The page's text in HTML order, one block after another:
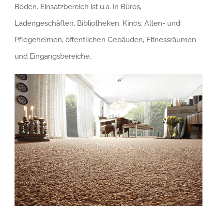
Böden. Einsatzbereich ist u.a. in Büros,
Ladengeschäften, Bibliotheken, Kinos, Alten- und
Pflegeheimen, öffentlichen Gebäuden, Fitnessräumen
und Eingangsbereiche.